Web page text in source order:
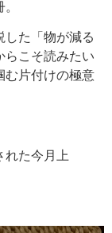
た「物が減る
らこそ読みたい
む片付けの極意
れた今月上